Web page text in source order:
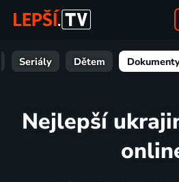
Seriály Dětem
Nejlepší